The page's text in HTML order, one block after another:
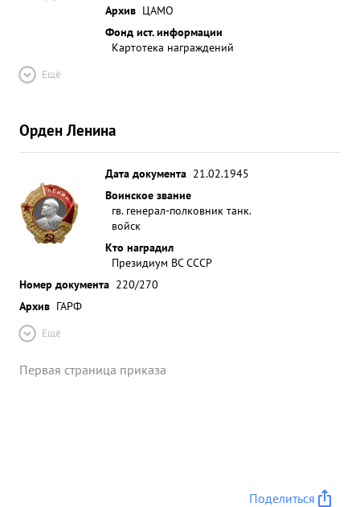
Архив ЦАМО
Фонд ист. информации
Картотека награждений
Ещё
Орден Ленина
Дата документа 21.02.1945
Воинское звание
гв. генерал-полковник танк.
войск
Кто наградил
Президиум ВС СССР
Номер документа 220/270
Архив ГАРФ
Ещё
Первая страница приказа
Поделиться